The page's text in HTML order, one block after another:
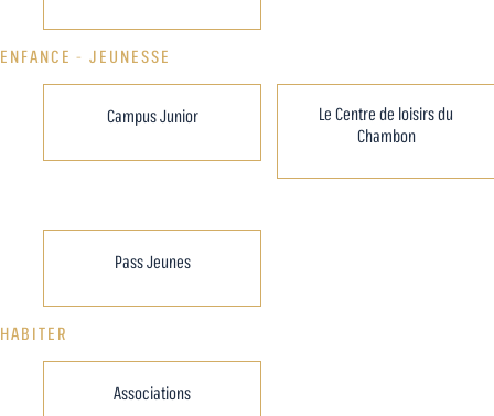
ENFANCE - JEUNESSE
Campus Junior
Le Centre de loisirs du
Chambon
Pass Jeunes
HABITER
Associations